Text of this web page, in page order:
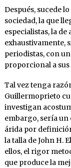
Después, sucede
sociedad, la que
especialistas, la
exhaustivamente,
periodistas, con
proporcional a
Tal vez tenga
Guillermoprieto
investigan
embargo, sería un
árida por
la talla de John H.
ellos, el rigor
que produce la